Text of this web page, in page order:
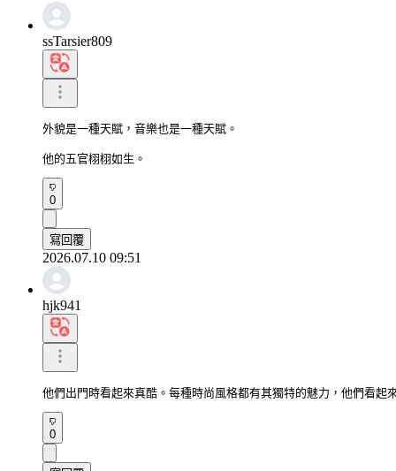
ssTarsier809
外貌是一種天賦，音樂也是一種天賦。
他的五官栩栩如生。
0
寫回覆
2026.07.10 09:51
hjk941
他們出門時看起來真酷。每種時尚風格都有其獨特的魅力，他們看起
0